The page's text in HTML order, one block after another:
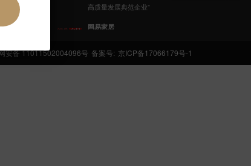
高质量发展典范企业”
网易家居
呼吸计划」
备案号: 京ICP备17066179号-1
安备 11011502004096号